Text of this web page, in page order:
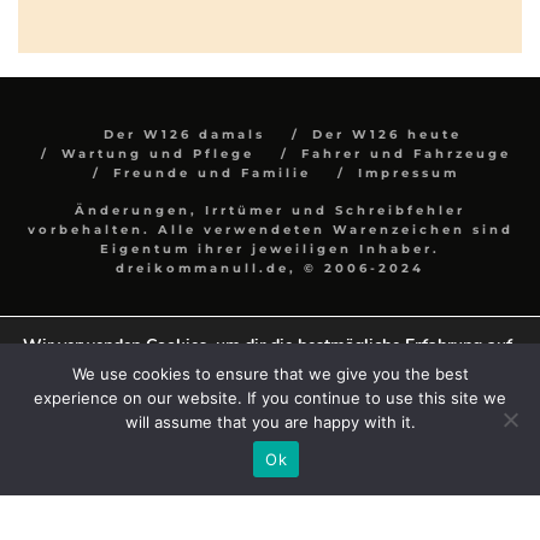
Der W126 damals
Der W126 heute
Wartung und Pflege
Fahrer und Fahrzeuge
Freunde und Familie
Impressum
Änderungen, Irrtümer und Schreibfehler
vorbehalten. Alle verwendeten Warenzeichen sind
Eigentum ihrer jeweiligen Inhaber.
dreikommanull.de, © 2006-2024
Wir verwenden Cookies, um dir die bestmögliche Erfahrung auf
unserer Website zu bieten.
In den
Einstellungen
kannst du erfahren, welche Cookies wir
verwenden oder sie ausschalten.
We use cookies to ensure that we give you the best
experience on our website. If you continue to use this site we
will assume that you are happy with it.
Ok